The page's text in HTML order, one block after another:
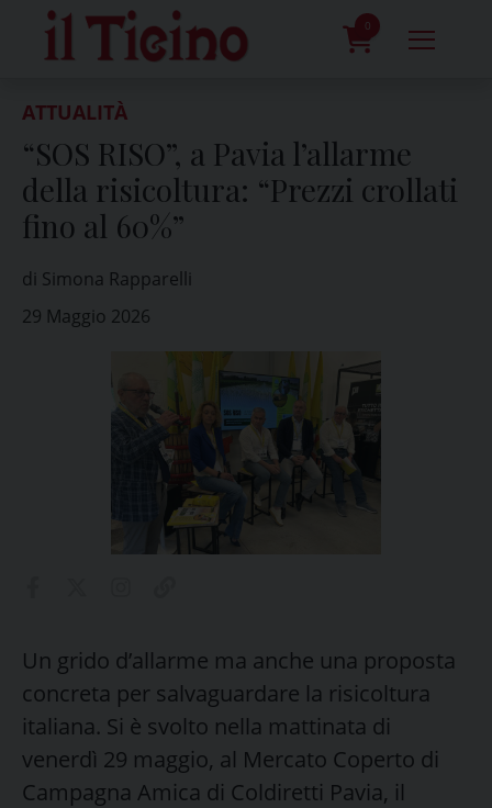
content
0
ATTUALITÀ
“SOS RISO”, a Pavia l’allarme
della risicoltura: “Prezzi crollati
fino al 60%”
di Simona Rapparelli
29 Maggio 2026
Un grido d’allarme ma anche una proposta
concreta per salvaguardare la risicoltura
italiana. Si è svolto nella mattinata di
venerdì 29 maggio, al Mercato Coperto di
Campagna Amica di Coldiretti Pavia, il